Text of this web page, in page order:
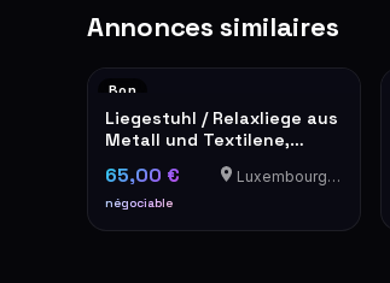
Annonces similaires
Bon
Liegestuhl / Relaxliege aus
Metall und Textilene,
65,00 €
négociable
Luxembourg-Cents